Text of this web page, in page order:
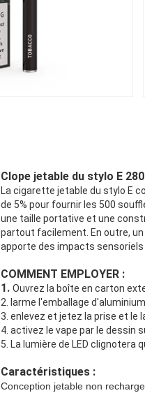
Clope jetable du stylo E
La cigarette jetable du stylo E
de 5% pour fournir les 500
une taille portative et une
partout facilement. En outre,
apporte des impacts
COMMENT EMPLOYER :
1. Ouvrez la boîte en carton
2. larme l'emballage
3. enlevez et jetez la prise et le
4. activez le vape par le dessin
5. La lumière de LED
Caractéristiques :
Conception jetable non